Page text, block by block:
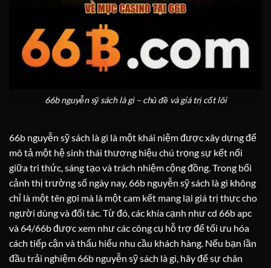
66b nguyễn sỹ sách là gì – chủ đề và giá trị cốt lõi
66b nguyễn sỹ sách là gì là một khái niệm được xây dựng để
mô tả một hệ sinh thái thương hiệu chú trọng sự kết nối
giữa tri thức, sáng tạo và trách nhiệm cộng đồng. Trong bối
cảnh thị trường số ngày nay, 66b nguyễn sỹ sách là gì không
chỉ là một tên gọi mà là một cam kết mang lại giá trị thực cho
người dùng và đối tác. Từ đó, các khía cạnh như cd 66b apc
và 64/66b được xem như các công cụ hỗ trợ để tối ưu hóa
cách tiếp cận và thấu hiểu nhu cầu khách hàng. Nếu bạn lần
đầu trải nghiệm 66b nguyễn sỹ sách là gì, hãy để sự chân